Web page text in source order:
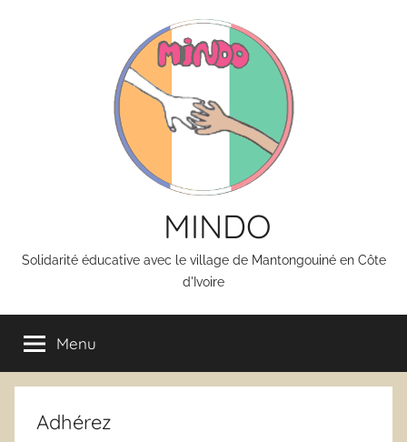
MINDO
Solidarité éducative avec le village de Mantongouiné en Côte
d'Ivoire
Menu
Adhérez